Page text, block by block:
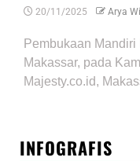
20/11/2025 Arya
Pembukaan
Makassar, pada
Majesty.co.id,
INFOGRAFIS